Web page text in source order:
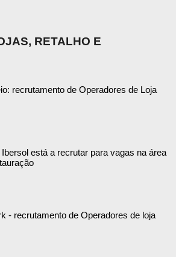
RETALHO E
recrutamento de Operadores de Loja
está a recrutar para vagas na área
- recrutamento de Operadores de loja